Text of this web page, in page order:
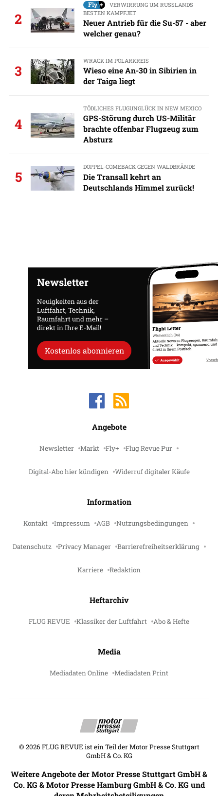
2
VERWIRRUNG UM RUSSLANDS
BESTEN KAMPFJET
Neuer Antrieb für die Su-57 - aber
welcher genau?
3
WRACK IM POLARKREIS
Wieso eine An-30 in Sibirien in
der Taiga liegt
4
TÖDLICHES FLUGUNGLÜCK IN NEW MEXICO
GPS-Störung durch US-Militär
brachte offenbar Flugzeug zum
Absturz
5
DOPPEL-COMEBACK GEGEN WALDBRÄNDE
Die Transall kehrt an
Deutschlands Himmel zurück!
Newsletter
Neuigkeiten aus der
Luftfahrt, Technik,
Raumfahrt und mehr –
direkt in Ihre E-Mail!
Kostenlos abonnieren
Angebote
Newsletter Markt Fly+ Flug Revue Pur
Digital-Abo hier kündigen Widerruf digitaler Käufe
Information
Kontakt Impressum AGB Nutzungsbedingungen
Datenschutz Privacy Manager Barrierefreiheitserklärung
Karriere Redaktion
Heftarchiv
FLUG REVUE Klassiker der Luftfahrt Abo & Hefte
Media
Mediadaten Online Mediadaten Print
© 2026 FLUG REVUE ist ein Teil der Motor Presse Stuttgart
GmbH & Co. KG
Weitere Angebote der Motor Presse Stuttgart GmbH &
Co. KG & Motor Presse Hamburg GmbH & Co. KG und